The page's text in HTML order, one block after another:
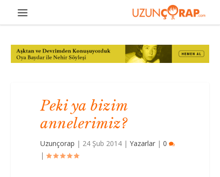
Peki ya bizim
annelerimiz?
Uzunçorap | 24 Şub 2014 |Yazarlar |0
|